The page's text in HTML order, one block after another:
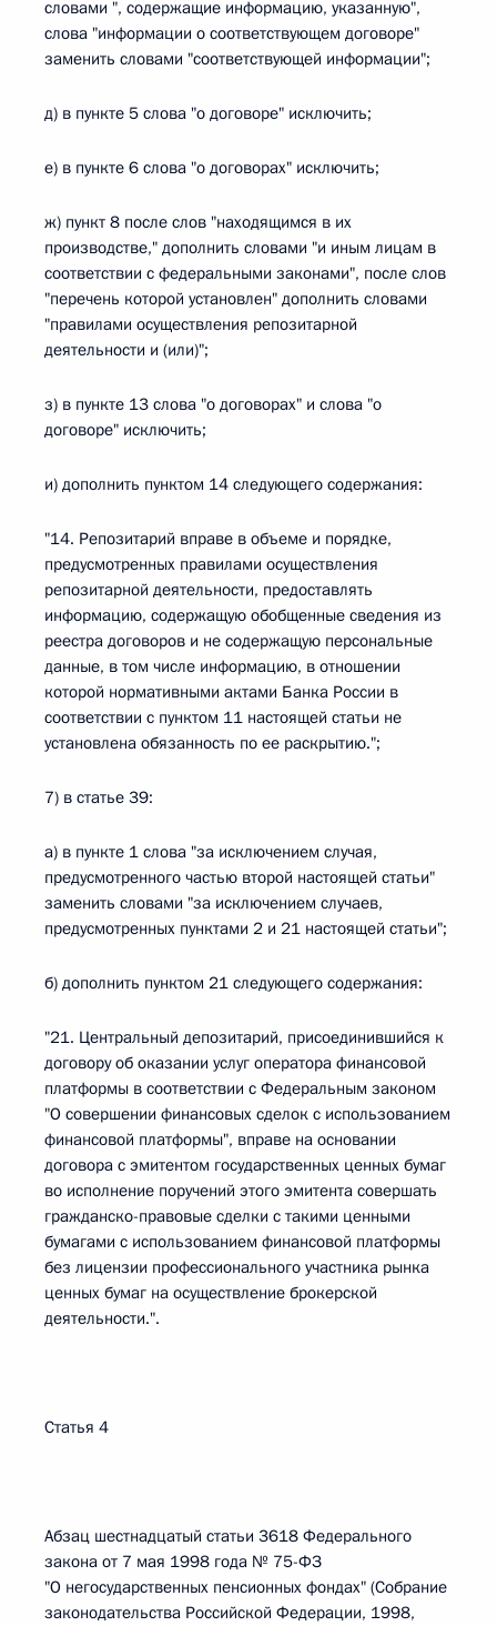
словами ", содержащие информацию, указанную",
слова "информации о соответствующем договоре"
заменить словами "соответствующей информации";
д) в пункте 5 слова "о договоре" исключить;
е) в пункте 6 слова "о договорах" исключить;
ж) пункт 8 после слов "находящимся в их
производстве," дополнить словами "и иным лицам в
соответствии с федеральными законами", после слов
"перечень которой установлен" дополнить словами
"правилами осуществления репозитарной
деятельности и (или)";
з) в пункте 13 слова "о договорах" и слова "о
договоре" исключить;
и) дополнить пунктом 14 следующего содержания:
"14. Репозитарий вправе в объеме и порядке,
предусмотренных правилами осуществления
репозитарной деятельности, предоставлять
информацию, содержащую обобщенные сведения из
реестра договоров и не содержащую персональные
данные, в том числе информацию, в отношении
которой нормативными актами Банка России в
соответствии с пунктом 11 настоящей статьи не
установлена обязанность по ее раскрытию.";
7) в статье 39:
а) в пункте 1 слова "за исключением случая,
предусмотренного частью второй настоящей статьи"
заменить словами "за исключением случаев,
предусмотренных пунктами 2 и 21 настоящей статьи";
б) дополнить пунктом 21 следующего содержания:
"21. Центральный депозитарий, присоединившийся к
договору об оказании услуг оператора финансовой
платформы в соответствии с Федеральным законом
"О совершении финансовых сделок с использованием
финансовой платформы", вправе на основании
договора с эмитентом государственных ценных бумаг
во исполнение поручений этого эмитента совершать
гражданско-правовые сделки с такими ценными
бумагами с использованием финансовой платформы
без лицензии профессионального участника рынка
ценных бумаг на осуществление брокерской
деятельности.".
Статья 4
Абзац шестнадцатый статьи 3618 Федерального
закона от 7 мая 1998 года № 75-ФЗ
"О негосударственных пенсионных фондах" (Собрание
законодательства Российской Федерации, 1998,